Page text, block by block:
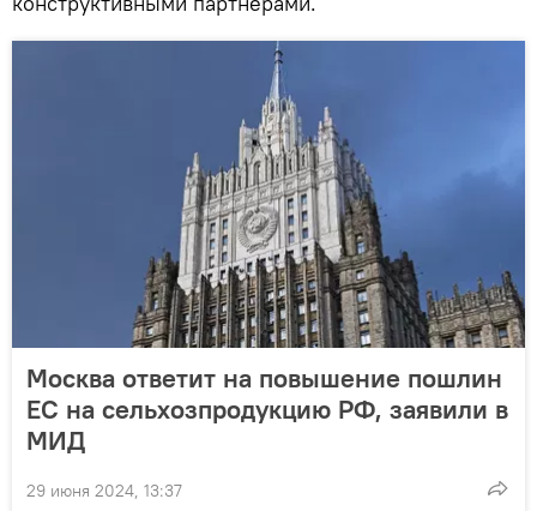
Москва ответит на повышение пошлин
ЕС на сельхозпродукцию РФ, заявили в
МИД
29 июня 2024, 13:37